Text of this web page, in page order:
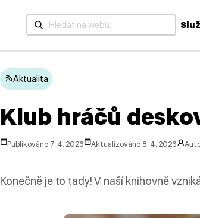
Aktualita
Klub hráčů
Publikováno 7. 4. 2026 Aktualizováno 8. 4. 2026
Konečně je to tady! V naší knihovně